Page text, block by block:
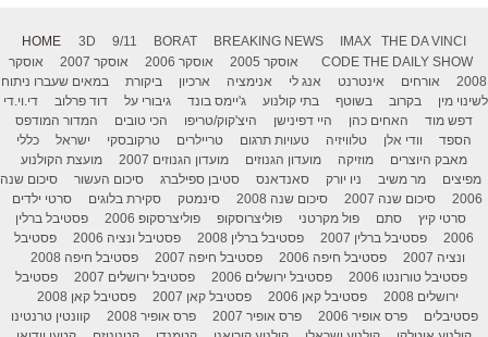
HOME 3D 9/11 BORAT BREAKING NEWS IMAX
THE DA VINCI
CODE THE DAILY SHOW אוסקר 2005 אוסקר 2006 אוסקר 2007
אוסקר
2008
אורחים אינטרנט אנג לי אנימציה ארכיון ביקורת
במאים שעברו ניתוח
לשינוי מין
בקרוב בשוטף בתי קולנוע ג'יימס בונד גיבורי על דוד פרלוב
די.וי.די
דפש מוד
האחים כהן היי דפינישן היצ'קוק/טריפו הכי טובים
המדור המודפס
הספד
וודי אלן טלוויזיה טעויות תרגום טריילרים טרקובסקי ישראל
כללי
מאבק היוצרים
מוזיקה מועדון הגנוזים מועדון הגנוזים 2007
מועצת הקולנוע
מפיצים
מר משיב ניו יורק סאנדאנס סטיבן ספילברג סיכום העשור
סיכום שנה
2006
סיכום שנה 2007 סיכום שנה 2008 סינמטק סקירת בלוגים
סרטי ילדים
סרטי קיץ
סתם פול מקרטני פוליצרוסקופ פוליצרסקופ 2006
פסטיבל ברלין
2006
פסטיבל ברלין 2007 פסטיבל ברלין 2008 פסטיבל ונציה 2006
פסטיבל
ונציה 2007
פסטיבל חיפה 2006 פסטיבל חיפה 2007
פסטיבל חיפה 2008
פסטיבל טורונטו 2006
פסטיבל ירושלים 2006 פסטיבל ירושלים 2007
פסטיבל
ירושלים 2008
פסטיבל קאן 2006 פסטיבל קאן 2007
פסטיבל קאן 2008
פסטיבלים
פרס אופיר 2006 פרס אופיר 2007 פרס אופיר 2008
קוונטין טרנטינו